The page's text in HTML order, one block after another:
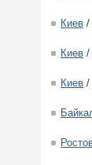
Киев /
Киев /
Киев /